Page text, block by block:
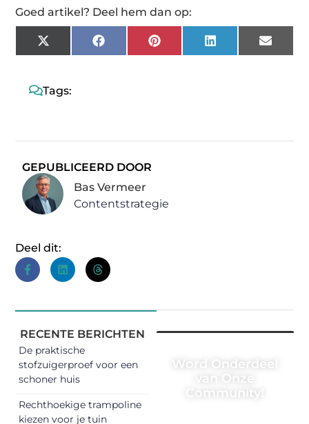
Goed artikel? Deel hem dan op:
X
(Twitter)
FacebookPinterestLinkedIn Email
Tags:
GEPUBLICEERD DOOR
Bas Vermeer
Contentstrategie
Deel dit:
RECENTE BERICHTEN
De praktische
stofzuigerproef voor een
schoner huis
Rechthoekige trampoline
kiezen voor je tuin
Word Onderdeel
van Onze
Community!